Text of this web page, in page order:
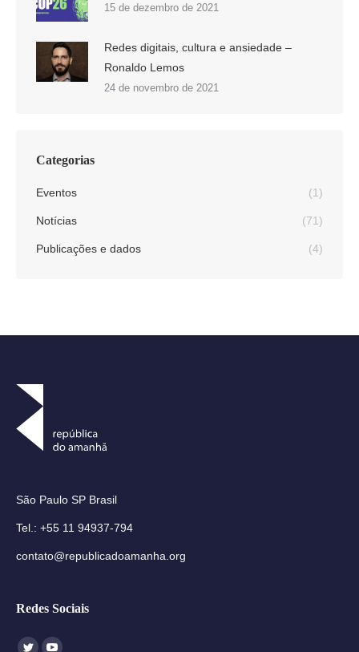
15 de dezembro de 2021
Redes digitais, cultura e ansiedade –
Ronaldo Lemos
24 de novembro de 2021
Categorias
Eventos (1)
Notícias (71)
Publicações e dados (4)
São Paulo SP Brasil
Tel.: +55 11 94937-794
contato@republicadoamanha.org
Redes Sociais
Encontre-nos em: